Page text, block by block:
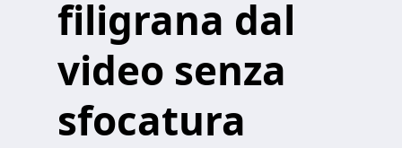
filigrana dal
video senza
sfocatura